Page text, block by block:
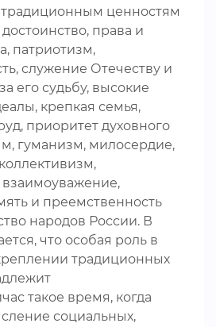
традиционным ценностям
права и
патриотизм,
служение Отечеству и
его судьбу, высокие
крепкая семья,
приоритет духовного
гуманизм, милосердие,
и преемственность
народов России. В
что особая роль в
традиционных
такое время, когда
социальных,